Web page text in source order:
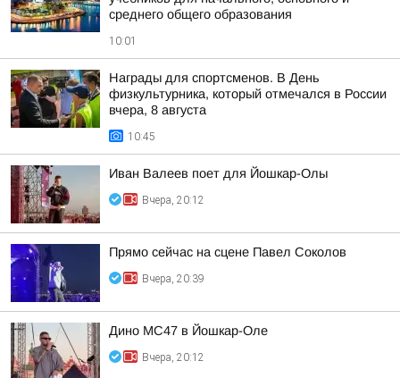
среднего общего образования
10:01
Награды для спортсменов. В День
физкультурника, который отмечался в России
вчера, 8 августа
10:45
Иван Валеев поет для Йошкар-Олы
Вчера, 20:12
Прямо сейчас на сцене Павел Соколов
Вчера, 20:39
Дино МС47 в Йошкар-Оле
Вчера, 20:12